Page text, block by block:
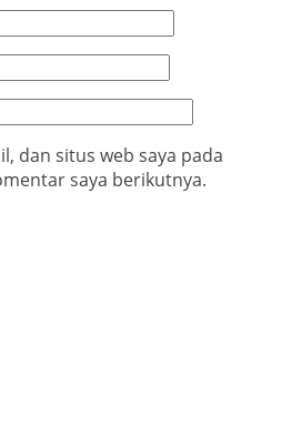
dan situs web saya pada
saya berikutnya.